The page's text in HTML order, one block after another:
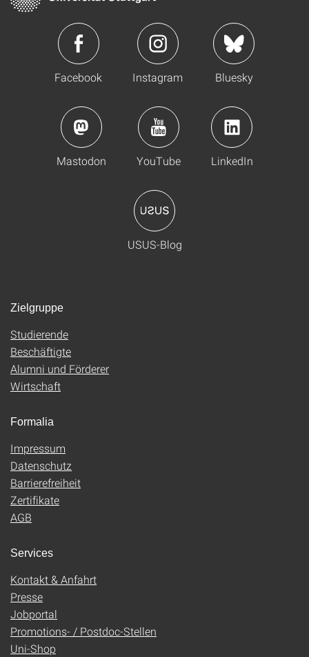
Facebook Instagram Bluesky
Mastodon YouTube LinkedIn
USUS-Blog
Zielgruppe
Studierende
Beschäftigte
Alumni und Förderer
Wirtschaft
Formalia
Impressum
Datenschutz
Barrierefreiheit
Zertifikate
AGB
Services
Kontakt & Anfahrt
Presse
Jobportal
Promotions- / Postdoc-Stellen
Uni-Shop